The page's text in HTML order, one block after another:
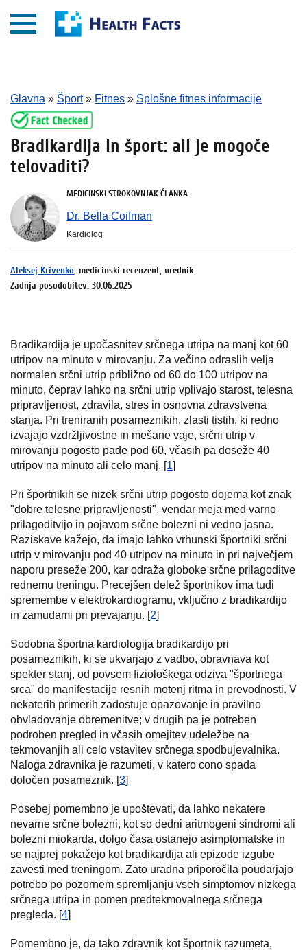
Glavna » Šport» Fitnes » Splošne fitnes informacije
Bradikardija in šport: ali je mogoče
telovaditi?
MEDICINSKI STROKOVNJAK ČLANKA
Dr. Bella Coifman
Kardiolog
Aleksej Krivenko, medicinski recenzent, urednik
Zadnja posodobitev: 30.06.2025
Bradikardija je upočasnitev srčnega utripa na manj kot 60
utripov na minuto v mirovanju. Za večino odraslih velja
normalen srčni utrip približno od 60 do 100 utripov na
minuto, čeprav lahko na srčni utrip vplivajo starost, telesna
pripravljenost, zdravila, stres in osnovna zdravstvena
stanja. Pri treniranih posameznikih, zlasti tistih, ki redno
izvajajo vzdržljivostne in mešane vaje, srčni utrip v
mirovanju pogosto pade pod 60, včasih pa doseže 40
utripov na minuto ali celo manj. [1]
Pri športnikih se nizek srčni utrip pogosto dojema kot znak
"dobre telesne pripravljenosti", vendar meja med varno
prilagoditvijo in pojavom srčne bolezni ni vedno jasna.
Raziskave kažejo, da imajo lahko vrhunski športniki srčni
utrip v mirovanju pod 40 utripov na minuto in pri največjem
naporu preseže 200, kar odraža globoke srčne prilagoditve
rednemu treningu. Precejšen delež športnikov ima tudi
spremembe v elektrokardiogramu, vključno z bradikardijo
in zamudami pri prevajanju. [2]
Sodobna športna kardiologija bradikardijo pri
posameznikih, ki se ukvarjajo z vadbo, obravnava kot
spekter stanj, od povsem fiziološkega odziva "športnega
srca" do manifestacije resnih motenj ritma in prevodnosti. V
nekaterih primerih zadostuje opazovanje in pravilno
obvladovanje obremenitve; v drugih pa je potreben
podroben pregled in včasih omejitev udeležbe na
tekmovanjih ali celo vstavitev srčnega spodbujevalnika.
Naloga zdravnika je razumeti, v katero cono spada
določen posameznik. [3]
Posebej pomembno je upoštevati, da lahko nekatere
nevarne srčne bolezni, kot so dedni aritmogeni sindromi ali
bolezni miokarda, dolgo časa ostanejo asimptomatske in
se najprej pokažejo kot bradikardija ali epizode izgube
zavesti med treningom. Zato uradna priporočila poudarjajo
potrebo po pozornem spremljanju vseh simptomov nizkega
srčnega utripa in pomen predtekmovalnega srčnega
pregleda. [4]
Pomembno je, da tako zdravnik kot športnik razumeta,